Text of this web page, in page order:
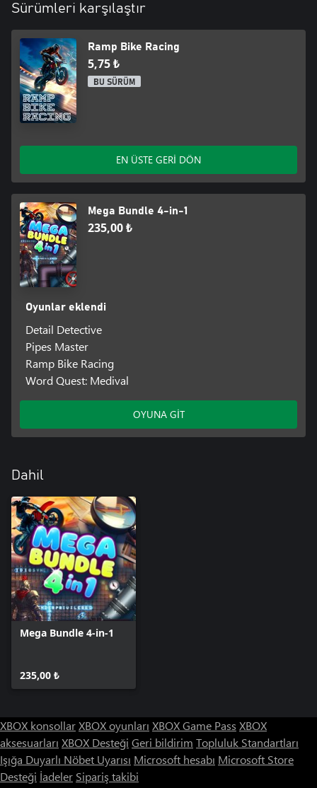
Sürümleri karşılaştır
Ramp Bike Racing
5,75 ₺
BU SÜRÜM
EN ÜSTE GERİ DÖN
Mega Bundle 4-in-1
235,00 ₺
Oyunlar eklendi
Detail Detective
Pipes Master
Ramp Bike Racing
Word Quest: Medival
OYUNA GİT
Dahil
Mega Bundle 4-in-1
235,00 ₺
XBOX konsollarXBOX oyunları XBOX Game Pass XBOX
aksesuarları XBOX Desteği Geri bildirim Topluluk Standartları
Işığa Duyarlı Nöbet Uyarısı Microsoft hesabı Microsoft Store
Desteği İadeler Sipariş takibi